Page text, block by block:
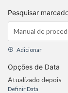
Pesquisar
Adicionar
Opções de Data
Atualizado depois
Definir Data